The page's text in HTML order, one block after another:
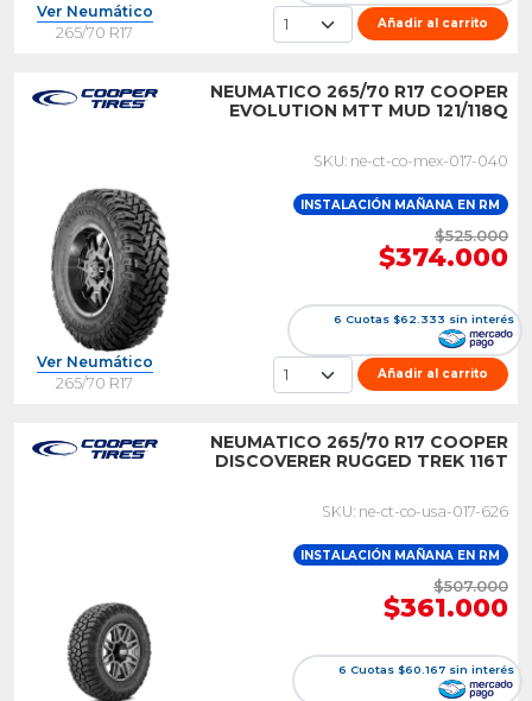
Ver Neumático
265/70 R17
Añadir al carrito
NEUMATICO 265/70 R17 COOPER
EVOLUTION MTT MUD 121/118Q
SKU: ne-ct-co-mex-017-040
INSTALACIÓN MAÑANA EN RM
$525.000
$374.000
6 Cuotas $62.333 sin interés
Ver Neumático
265/70 R17
Añadir al carrito
NEUMATICO 265/70 R17 COOPER
DISCOVERER RUGGED TREK 116T
SKU: ne-ct-co-usa-017-626
INSTALACIÓN MAÑANA EN RM
$507.000
$361.000
6 Cuotas $60.167 sin interés